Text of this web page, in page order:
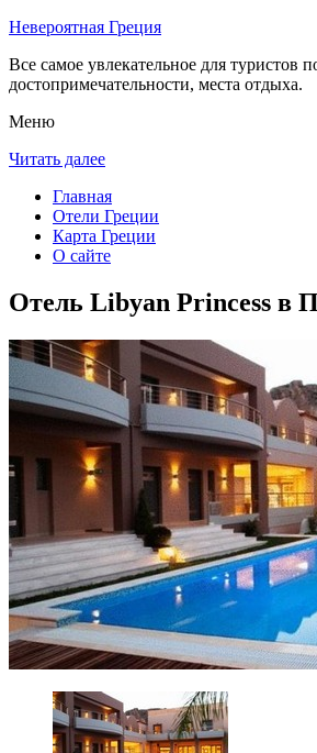
Невероятная Греция
Все самое увлекательное для туристов
достопримечательности, места отдыха.
Меню
Читать далее
Главная
Отели Греции
Карта Греции
О сайте
Отель Libyan Princess в